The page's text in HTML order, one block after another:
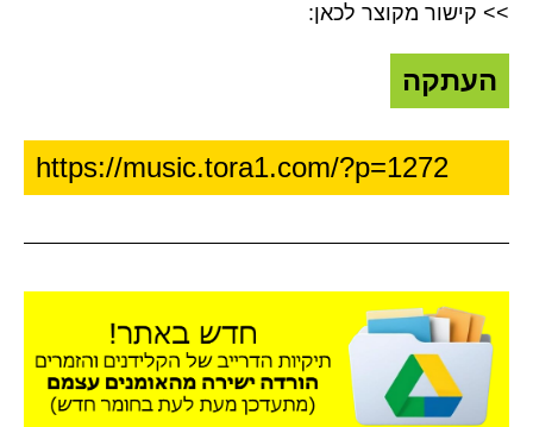
>> קישור מקוצר לכאן:
העתקה